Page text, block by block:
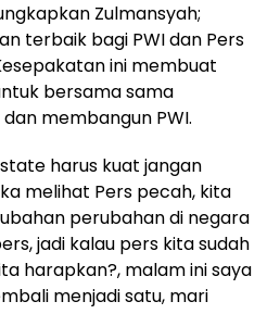
Zulmansyah;
terbaik bagi PWI dan Pers
ini membuat
bersama sama
membangun PWI.
harus kuat jangan
melihat Pers pecah, kita
perubahan di negara
jadi kalau pers kita sudah
harapkan?, malam ini saya
menjadi satu, mari